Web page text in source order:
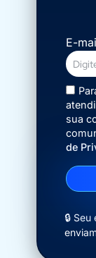
E-
sua
de
🔒